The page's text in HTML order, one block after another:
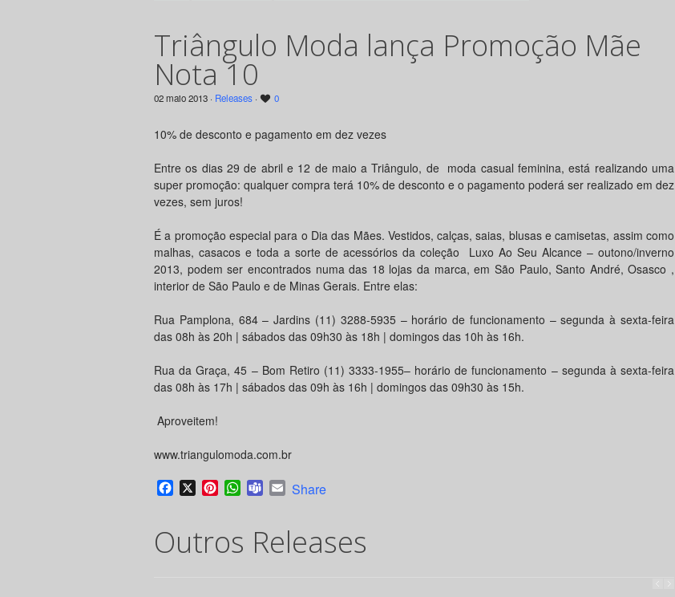
Triângulo Moda lança Promoção Mãe
Nota 10
02 maio 2013 · Releases · 0
10% de desconto e pagamento em dez vezes
Entre os dias 29 de abril e 12 de maio a Triângulo, de moda casual feminina, está realizando uma
super promoção: qualquer compra terá 10% de desconto e o pagamento poderá ser realizado em dez
vezes, sem juros!
É a promoção especial para o Dia das Mães. Vestidos, calças, saias, blusas e camisetas, assim como
malhas, casacos e toda a sorte de acessórios da coleção Luxo Ao Seu Alcance – outono/inverno
2013, podem ser encontrados numa das 18 lojas da marca, em São Paulo, Santo André, Osasco ,
interior de São Paulo e de Minas Gerais. Entre elas:
Rua Pamplona, 684 – Jardins (11) 3288-5935 – horário de funcionamento – segunda à sexta-feira
das 08h às 20h | sábados das 09h30 às 18h | domingos das 10h às 16h.
Rua da Graça, 45 – Bom Retiro (11) 3333-1955– horário de funcionamento – segunda à sexta-feira
das 08h às 17h | sábados das 09h às 16h | domingos das 09h30 às 15h.
Aproveitem!
www.triangulomoda.com.br
Facebook
X PinterestWhatsApp
TeamsEmail
Share
Outros Releases